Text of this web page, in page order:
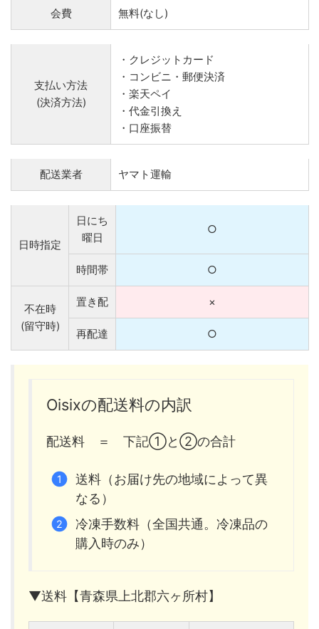
会費 無料(なし)
支払い方法
(決済方法)
・クレジットカード
・コンビニ・郵便決済
・楽天ペイ
・代金引換え
・口座振替
配送業者 ヤマト運輸
日時指定
日にち
曜日
○
時間帯 ○
不在時
(留守時)
置き配 ×
再配達 ○
Oisixの配送料の内訳
配送料 ＝ 下記①と②の合計
送料（お届け先の地域によって異
なる）
冷凍手数料（全国共通。冷凍品の
購入時のみ）
▼送料【青森県上北郡六ヶ所村】